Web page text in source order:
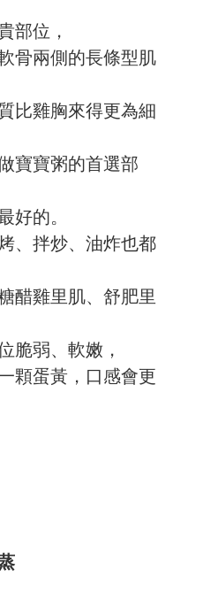
部位，
骨兩側的長條型肌
比雞胸來得更為細
寶寶粥的首選部
好的。
、拌炒、油炸也都
醋雞里肌、舒肥里
脆弱、軟嫩，
顆蛋黃，口感會更